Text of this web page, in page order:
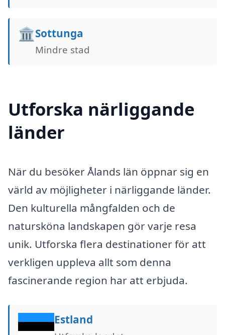
🏛️Sottunga
Mindre stad
Utforska närliggande
länder
När du besöker Ålands län öppnar sig en
värld av möjligheter i närliggande länder.
Den kulturella mångfalden och de
natursköna landskapen gör varje resa
unik. Utforska flera destinationer för att
verkligen uppleva allt som denna
fascinerande region har att erbjuda.
Estland